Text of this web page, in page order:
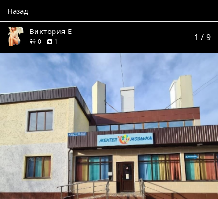
Назад
Виктория Е.
0друзей
1 1 / 9